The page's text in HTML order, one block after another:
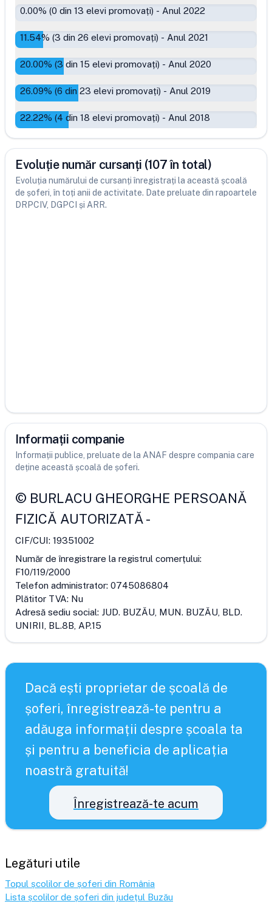
0.00% (0 din 13 elevi promovați) - Anul 2022
11.54% (3 din 26 elevi promovați) - Anul 2021
20.00% (3 din 15 elevi promovați) - Anul 2020
26.09% (6 din 23 elevi promovați) - Anul 2019
22.22% (4 din 18 elevi promovați) - Anul 2018
Evoluție număr cursanți (107 în total)
Evoluția numărului de cursanți înregistrați la această școală
de șoferi, în toți anii de activitate. Date preluate din rapoartele
DRPCIV, DGPCI și ARR.
Informații companie
Informații publice, preluate de la ANAF despre compania care
deține această școală de șoferi.
© BURLACU GHEORGHE PERSOANĂ
FIZICĂ AUTORIZATĂ-
CIF/CUI: 19351002
Număr de înregistrare la registrul comerțului:
F10/119/2000
Telefon administrator: 0745086804
Plătitor TVA: Nu
Adresă sediu social: JUD. BUZĂU, MUN. BUZĂU, BLD.
UNIRII, BL.8B, AP.15
Dacă ești proprietar de școală de
șoferi, înregistrează-te pentru a
adăuga informații despre școala ta
și pentru a beneficia de aplicația
noastră gratuită!
Înregistrează-te acum
Legături utile
Topul școlilor de șoferi din România
Lista școlilor de șoferi din județul Buzău